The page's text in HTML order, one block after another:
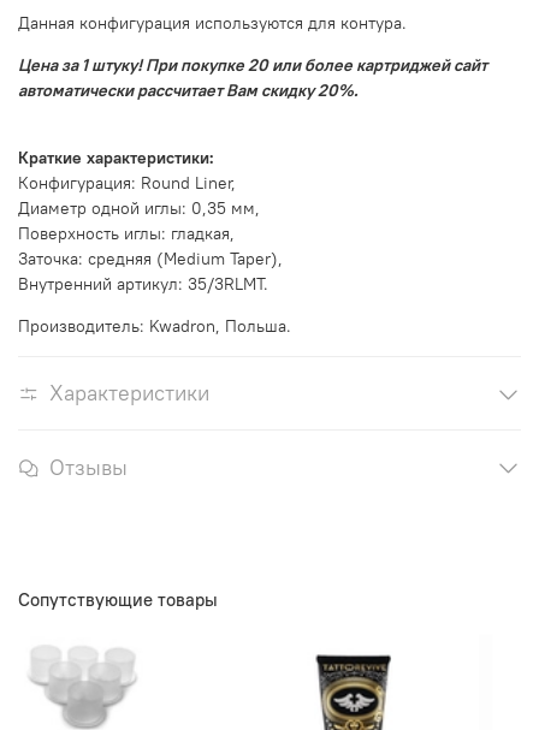
Данная конфигурация используются для контура.
Цена за 1 штуку! При покупке 20 или более картриджей сайт
автоматически рассчитает Вам скидку 20%.
Краткие характеристики:
Конфигурация: Round Liner,
Диаметр одной иглы: 0,35 мм,
Поверхность иглы: гладкая,
Заточка: средняя (Medium Taper),
Внутренний артикул: 35/3RLMT.
Производитель: Kwadron, Польша.
Характеристики
Отзывы
Сопутствующие товары